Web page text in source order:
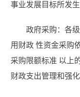
事业发展目标所发生
政府采购：各
用财政 性资金采购
采购限额标准 以上
财政支出管理和强